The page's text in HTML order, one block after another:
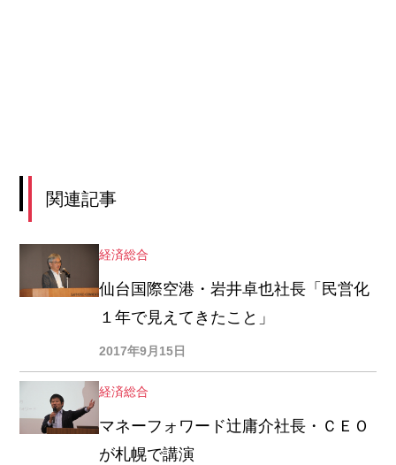
関連記事
経済総合
仙台国際空港・岩井卓也社長「民営化
１年で見えてきたこと」
2017年9月15日
経済総合
マネーフォワード辻庸介社長・ＣＥＯ
が札幌で講演